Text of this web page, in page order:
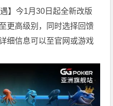
】今1月30日起全新改版
更高级别，同时选择回馈
细信息可以至官网或游戏